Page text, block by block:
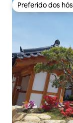
Preferido dos
Preferido dos